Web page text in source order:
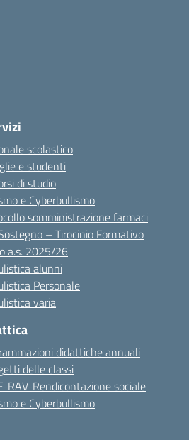
scolastico
e studenti
di studio
e Cyberbullismo
somministrazione farmaci
– Tirocinio Formativo
a.s. 2025/26
alunni
Personale
varia
didattiche annuali
delle classi
RAV-Rendicontazione sociale
e Cyberbullismo